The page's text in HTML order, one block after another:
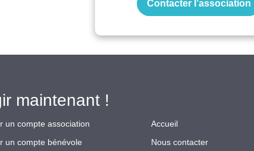
Contacter l’association
maintenant !
un compte association
un compte bénévole
Accueil
Nous contacter